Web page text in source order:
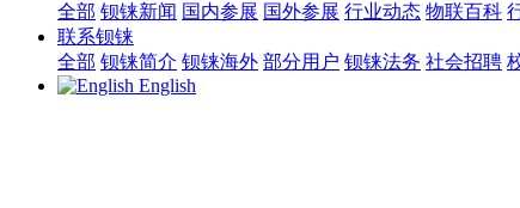
全部 钡铼新闻 国内参展 国外参展 行业动态 物联百科
联系钡铼
全部 钡铼简介 钡铼海外 部分用户 钡铼法务 社会招聘
English